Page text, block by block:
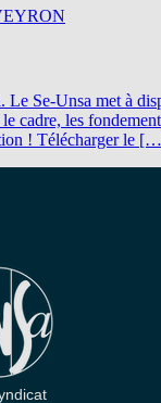
Se-Unsa met à
cadre, les
! Télécharger le